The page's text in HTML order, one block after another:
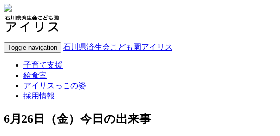
Toggle navigation 石川県済生会こども園アイリス
子育て支援
給食室
アイリスっこの姿
採用情報
6月26日（金）今日の出来事